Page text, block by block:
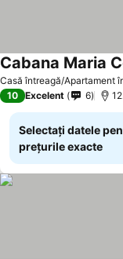
Casă întreagă/Apartament
Cabana Maria
10 Excelent 6
Selectați datele
prețurile exacte